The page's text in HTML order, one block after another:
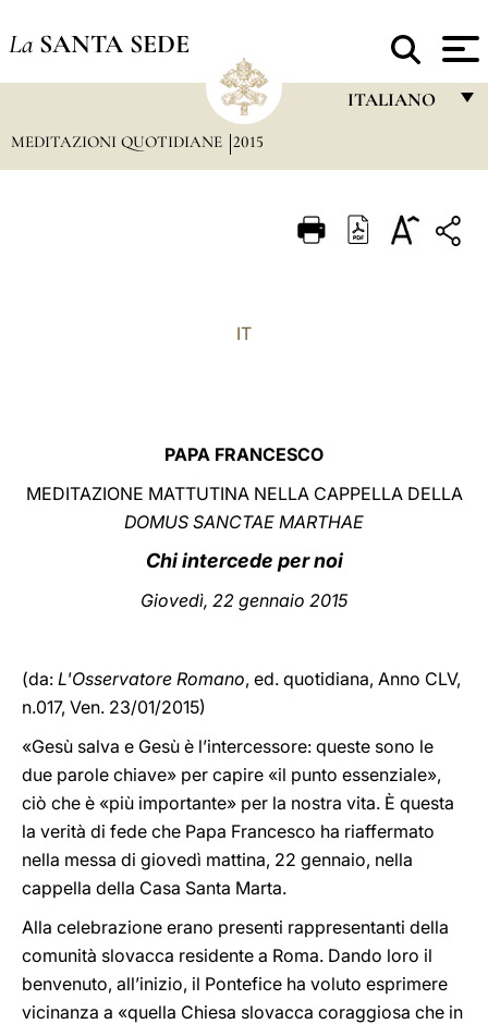
La SANTA SEDE
ITALIANO
ITALIANO
中文
LATINE
MEDITAZIONI QUOTIDIANE 2015
IT
PAPA FRANCESCO
MEDITAZIONE MATTUTINA NELLA CAPPELLA DELLA
DOMUS SANCTAE MARTHAE
Chi intercede per noi
Giovedì, 22 gennaio 2015
(da: L'Osservatore Romano, ed. quotidiana, Anno CLV,
n.017, Ven. 23/01/2015)
«Gesù salva e Gesù è l’intercessore: queste sono le
due parole chiave» per capire «il punto essenziale»,
ciò che è «più importante» per la nostra vita. È questa
la verità di fede che Papa Francesco ha riaffermato
nella messa di giovedì mattina, 22 gennaio, nella
cappella della Casa Santa Marta.
Alla celebrazione erano presenti rappresentanti della
comunità slovacca residente a Roma. Dando loro il
benvenuto, all’inizio, il Pontefice ha voluto esprimere
vicinanza a «quella Chiesa slovacca coraggiosa che in